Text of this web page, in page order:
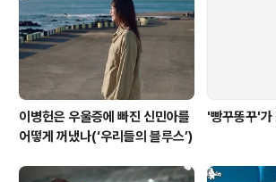
이병헌은 우울증에 빠진 신민아를
어떻게 꺼냈나(‘우리들의 블루스’)
'빵꾸똥꾸'가